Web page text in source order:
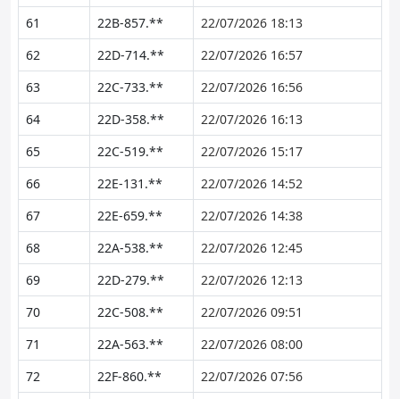
61
22B-857.**
22/07/2026 18:13
62
22D-714.**
22/07/2026 16:57
63
22C-733.**
22/07/2026 16:56
64
22D-358.**
22/07/2026 16:13
65
22C-519.**
22/07/2026 15:17
66
22E-131.**
22/07/2026 14:52
67
22E-659.**
22/07/2026 14:38
68
22A-538.**
22/07/2026 12:45
69
22D-279.**
22/07/2026 12:13
70
22C-508.**
22/07/2026 09:51
71
22A-563.**
22/07/2026 08:00
72
22F-860.**
22/07/2026 07:56